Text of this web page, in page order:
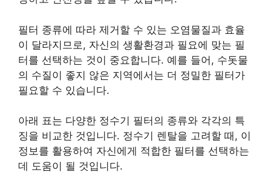
필터 종류에 따라 제거할 수 있는 오염물질과 효율
이 달라지므로, 자신의 생활환경과 필요에 맞는 필
터를 선택하는 것이 중요합니다. 예를 들어, 수돗물
의 수질이 좋지 않은 지역에서는 더 정밀한 필터가
필요할 수 있습니다.
아래 표는 다양한 정수기 필터의 종류와 각각의 특
징을 비교한 것입니다. 정수기 렌탈을 고려할 때, 이
정보를 활용하여 자신에게 적합한 필터를 선택하는
데 도움이 될 것입니다.